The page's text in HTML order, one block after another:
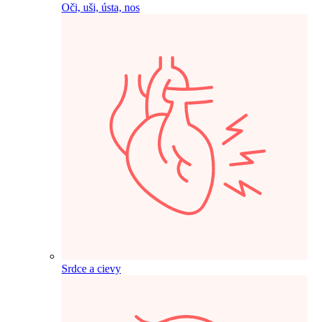
Oči, uši, ústa, nos
Srdce a cievy